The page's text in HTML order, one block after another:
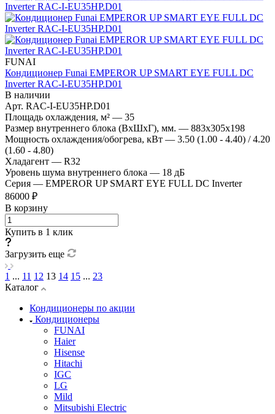
FUNAI
Кондиционер Funai EMPEROR UP SMART EYE FULL DC
Inverter RAC-I-EU35HP.D01
В наличии
Арт. RAC-I-EU35HP.D01
Площадь охлаждения, м² — 35
Размер внутреннего блока (ВхШхГ), мм. — 883x305x198
Мощность охлаждения/обогрева, кВт — 3.50 (1.00 - 4.40) / 4.20
(1.60 - 4.80)
Хладагент — R32
Уровень шума внутреннего блока — 18 дБ
Серия — EMPEROR UP SMART EYE FULL DC Inverter
86000 ₽
В корзину
Купить в 1 клик
Загрузить еще
1 ... 11 12 13 14 15 ... 23
Каталог
Кондиционеры по акции
Кондиционеры
FUNAI
Haier
Hisense
Hitachi
IGC
LG
Mild
Mitsubishi Electric